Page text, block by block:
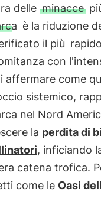
delle minacce
è la riduzione
il più
con
affermare come
sistemico,
nel Nord
la perdita di
, inficiando
catena trofica.
come le Oasi